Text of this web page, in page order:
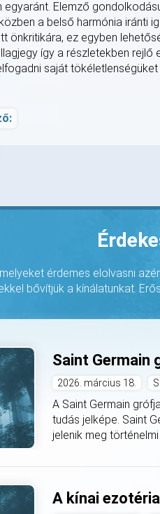
Elemző
a belső harmónia iránti
önkritikára, ez egyben
így a részletekben
saját
érdemes elolvasni
bővítjük a kínálatunkat.
Saint Germain
2026. március 18.
A Saint Germain
tudás jelképe. Saint
jelenik meg
A kínai